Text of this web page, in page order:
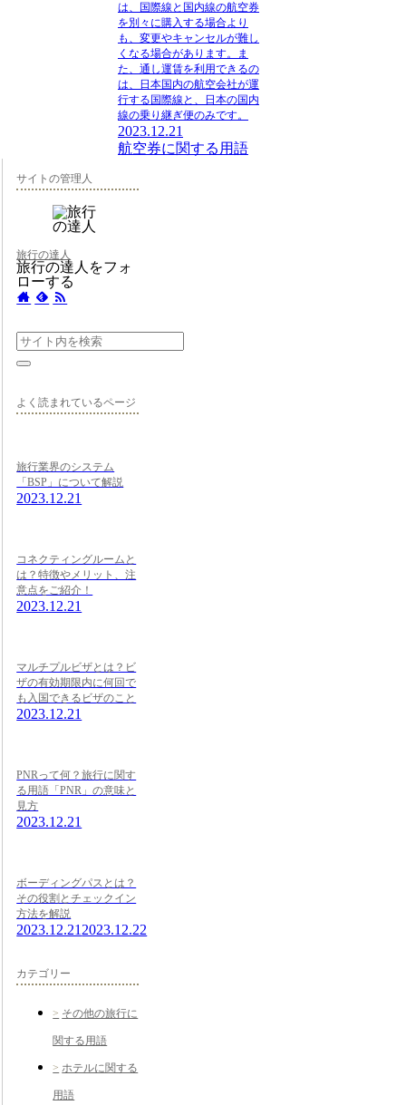
は、国際線と国内線の航空券
を別々に購入する場合より
も、変更やキャンセルが難し
くなる場合があります。ま
た、通し運賃を利用できるの
は、日本国内の航空会社が運
行する国際線と、日本の国内
線の乗り継ぎ便のみです。
2023.12.21
航空券に関する用語
サイトの管理人
旅行の達人
旅行の達人をフォ
ローする
よく読まれているページ
旅行業界のシステム
「BSP」について解説
2023.12.21
コネクティングルームと
は？特徴やメリット、注
意点をご紹介！
2023.12.21
マルチプルビザとは？ビ
ザの有効期限内に何回で
も入国できるビザのこと
2023.12.21
PNRって何？旅行に関す
る用語「PNR」の意味と
見方
2023.12.21
ボーディングパスとは？
その役割とチェックイン
方法を解説
2023.12.21 2023.12.22
カテゴリー
その他の旅行に
関する用語
ホテルに関する
用語